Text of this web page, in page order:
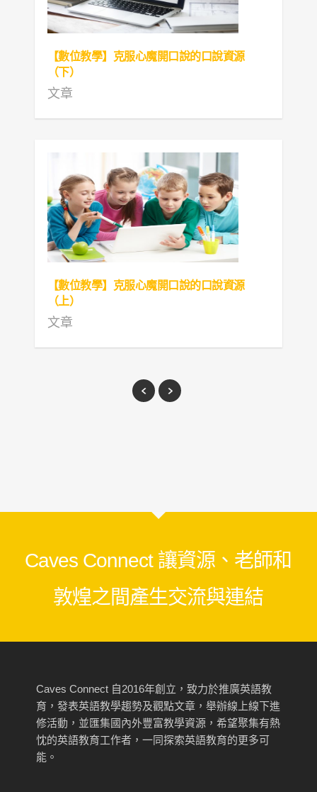
【數位教學】克服心魔開口說的口說資源
（下）
文章
【數位教學】克服心魔開口說的口說資源
（上）
文章
Caves Connect 讓資源、老師和
敦煌之間產生交流與連結
Caves Connect 自2016年創立，致力於推廣英語教
育，發表英語教學趨勢及觀點文章，舉辦線上線下進
修活動，並匯集國內外豐富教學資源，希望聚集有熱
忱的英語教育工作者，一同探索英語教育的更多可
能。